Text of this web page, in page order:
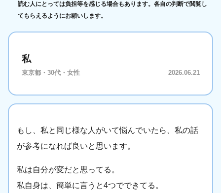
読む人にとっては負担等を感じる場合もあります。各自の判断で閲覧し
てもらえるようにお願いします。
私
東京都・30代・女性 2026.06.21
もし、私と同じ様な人がいて悩んでいたら、私の話
が参考になれば良いと思います。
私は自分が変だと思ってる。
私自身は、簡単に言うと4つでできてる。